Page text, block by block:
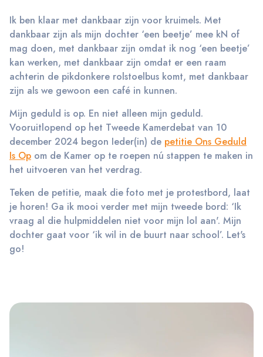
Ik ben klaar met dankbaar zijn voor kruimels. Met
dankbaar zijn als mijn dochter ‘een beetje’ mee kN of
mag doen, met dankbaar zijn omdat ik nog ‘een beetje’
kan werken, met dankbaar zijn omdat er een raam
achterin de pikdonkere rolstoelbus komt, met dankbaar
zijn als we gewoon een café in kunnen.
Mijn geduld is op. En niet alleen mijn geduld.
Vooruitlopend op het Tweede Kamerdebat van 10
december 2024 begon Ieder(in) de petitie Ons Geduld
Is Op om de Kamer op te roepen nú stappen te maken in
het uitvoeren van het verdrag.
Teken de petitie, maak die foto met je protestbord, laat
je horen! Ga ik mooi verder met mijn tweede bord: ‘Ik
vraag al die hulpmiddelen niet voor mijn lol aan'. Mijn
dochter gaat voor ‘ik wil in de buurt naar school’. Let's
go!